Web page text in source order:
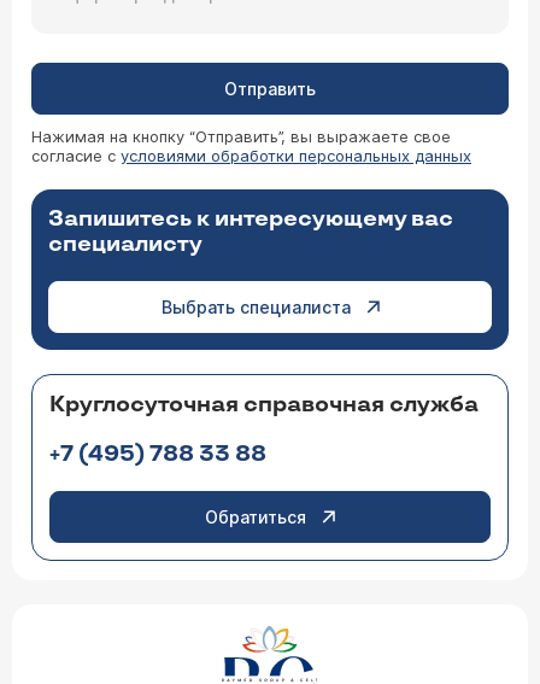
Отправить
Нажимая на кнопку “Отправить”, вы выражаете свое
согласие с условиями обработки персональных данных
Запишитесь к интересующему вас
специалисту
Выбрать специалиста
Круглосуточная справочная служба
+7 (495) 788 33 88
Обратиться